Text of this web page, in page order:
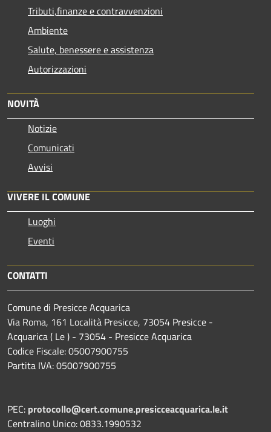
Tributi,finanze e contravvenzioni
Ambiente
Salute, benessere e assistenza
Autorizzazioni
NOVITÀ
Notizie
Comunicati
Avvisi
VIVERE IL COMUNE
Luoghi
Eventi
CONTATTI
Comune di Presicce Acquarica
Via Roma, 161 Località Presicce, 73054 Presicce -
Acquarica ( Le ) - 73054 - Presicce Acquarica
Codice Fiscale: 05007900755
Partita IVA: 05007900755
PEC: protocollo@cert.comune.presicceacquarica.le.it
Centralino Unico: 0833.1990532